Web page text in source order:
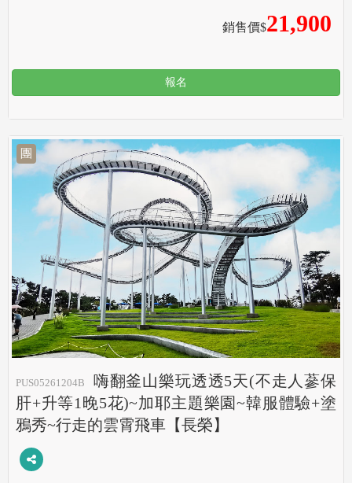
銷售價$21,900
報名
團
PUS05261204B
嗨翻釜山樂玩透透5天(不走人蔘保
肝+升等1晚5花)~加耶主題樂園~韓服體驗+塗
鴉秀~行走的雲霄飛車【長榮】